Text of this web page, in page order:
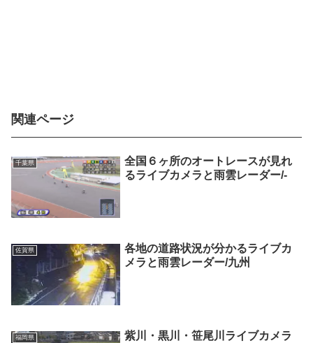
関連ページ
千葉県
全国６ヶ所のオートレースが見れ
るライブカメラと雨雲レーダー/-
佐賀県
各地の道路状況が分かるライブカ
メラと雨雲レーダー/九州
福岡県
紫川・黒川・笹尾川ライブカメラ